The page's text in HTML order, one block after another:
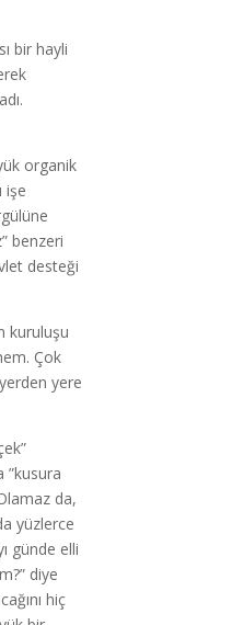
bir hayli
organik
işe
benzeri
desteği
kuruluşu
Çok
yere
”kusura
da,
yüzlerce
günde elli
diye
hiç